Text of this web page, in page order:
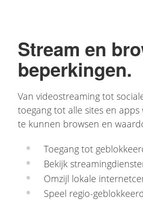
Stream en
beperkingen.
Van videostreaming tot
toegang tot alle sites en
te kunnen browsen en
Toegang tot
Bekijk
Omzijl lokale
Speel regio-